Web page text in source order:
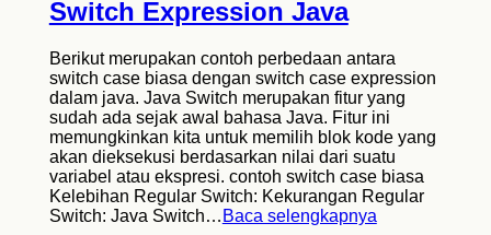
Switch Expression Java
Berikut merupakan contoh perbedaan antara
switch case biasa dengan switch case expression
dalam java. Java Switch merupakan fitur yang
sudah ada sejak awal bahasa Java. Fitur ini
memungkinkan kita untuk memilih blok kode yang
akan dieksekusi berdasarkan nilai dari suatu
variabel atau ekspresi. contoh switch case biasa
Kelebihan Regular Switch: Kekurangan Regular
Switch: Java Switch… Baca selengkapnya